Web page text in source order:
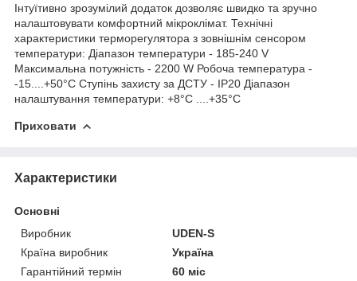
Інтуїтивно зрозумілий додаток дозволяє швидко та зручно
налаштовувати комфортний мікроклімат. Технічні
характеристики терморегулятора з зовнішнім сенсором
температури: Діапазон температури - 185-240 V
Максимальна потужність - 2200 W Робоча температура -
-15....+50°C Ступінь захисту за ДСТУ - IP20 Діапазон
налаштування температури: +8°C ....+35°C
Приховати
Характеристики
Основні
Виробник
UDEN-S
Країна виробник
Україна
Гарантійний термін
60 міс